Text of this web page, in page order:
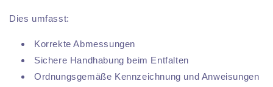
Dies umfasst:
Korrekte Abmessungen
Sichere Handhabung beim Entfalten
Ordnungsgemäße Kennzeichnung und Anweisungen